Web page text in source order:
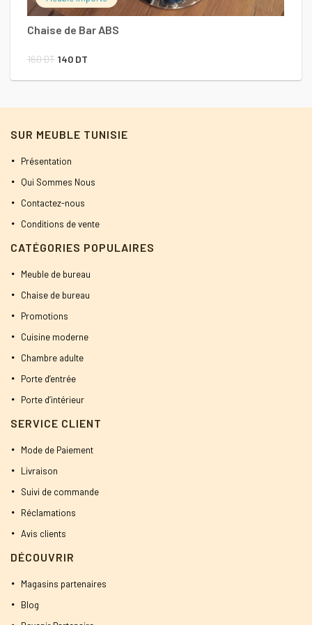
Chaise de Bar ABS
160DT Le
prix
160 DT.
140 DT
prix
140 DT.
SUR MEUBLE TUNISIE
Présentation
Qui Sommes Nous
Contactez-nous
Conditions de vente
CATÉGORIES POPULAIRES
Meuble de bureau
Chaise de bureau
Promotions
Cuisine moderne
Chambre adulte
Porte d’entrée
Porte d’intérieur
SERVICE CLIENT
Mode de Paiement
Livraison
Suivi de commande
Réclamations
Avis clients
DÉCOUVRIR
Magasins partenaires
Blog